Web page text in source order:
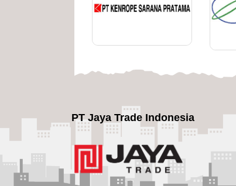
PT Jaya Trade Indonesia